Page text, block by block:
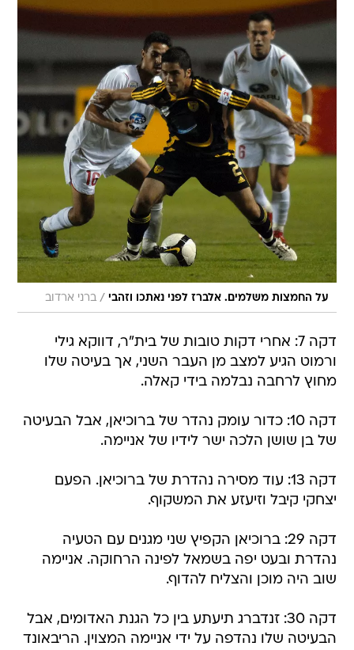
על החמצות משלמים. אלברז לפני נאתכו וזהבי / ברני ארדוב
דקה 7: אחרי דקות טובות של בית"ר, דווקא גילי
ורמוט הגיע למצב מן העבר השני, אך בעיטה שלו
מחוץ לרחבה נבלמה בידי קאלה.
דקה 10: כדור עומק נהדר של ברוכיאן, אבל הבעיטה
של בן שושן הלכה ישר לידיו של אניימה.
דקה 13: עוד מסירה נהדרת של ברוכיאן. הפעם
יצחקי קיבל וזיעזע את המשקוף.
דקה 29: ברוכיאן הקפיץ שני מגנים עם הטעיה
נהדרת ובעט יפה בשמאל לפינה הרחוקה. אניימה
שוב היה מוכן והצליח להדוף.
דקה 30: זנדברג תיעתע בין כל הגנת האדומים, אבל
הבעיטה שלו נהדפה על ידי אניימה המצוין. הריבאונד